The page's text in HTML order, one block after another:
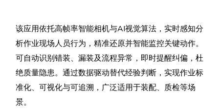
该应用依托高帧率智能相机与AI视觉算法，实时感知分
析作业现场人员行为，精准还原并智能监控关键动作。
可自动识别错装、漏装及流程异常，即时提醒纠偏，杜
绝质量隐患。通过数据驱动替代经验判断，实现作业标
准化、可视化与可追溯，广泛适用于装配、质检等场
景。